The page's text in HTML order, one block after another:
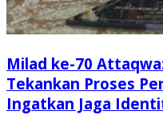
Milad ke-70
Tekankan Proses
Ingatkan Jaga